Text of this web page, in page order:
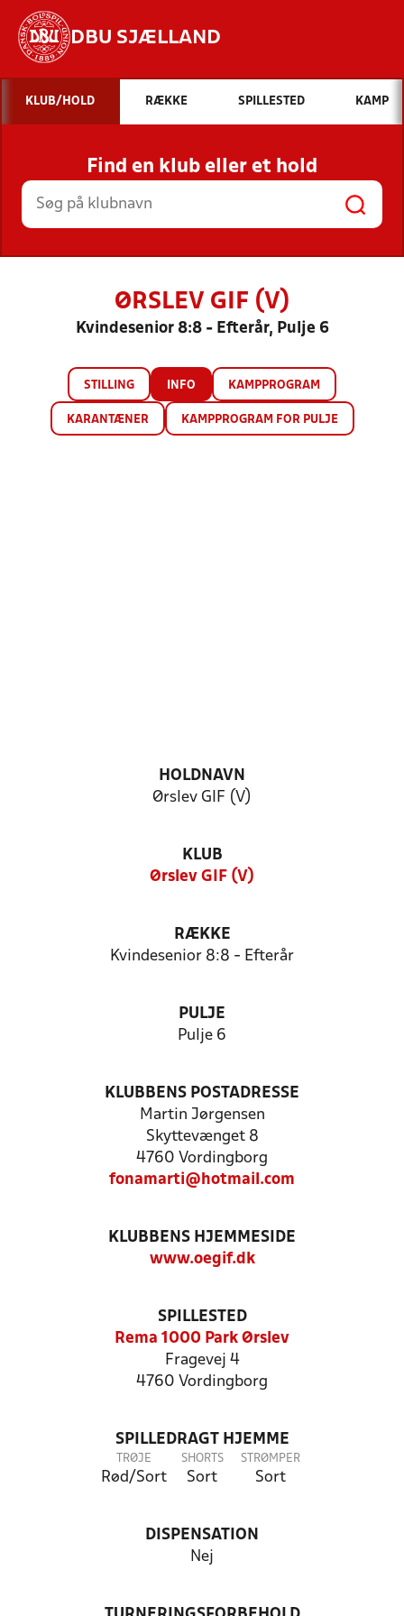
DBU SJÆLLAND
Hvad vil du søge efter?
INDHOLD OG NYHEDER
STILLINGER, RESULTATER, KLUBBER OG
HOLD
KLUB/HOLD RÆKKE SPILLESTED KAMP
Find en klub eller et hold
ØRSLEV GIF (V)
Kvindesenior 8:8 - Efterår, Pulje 6
STILLING INFO KAMPPROGRAM
KARANTÆNER KAMPPROGRAM FOR PULJE
HOLDNAVN
Ørslev GIF (V)
KLUB
Ørslev GIF (V)
RÆKKE
Kvindesenior 8:8 - Efterår
PULJE
Pulje 6
KLUBBENS POSTADRESSE
Martin Jørgensen
Skyttevænget 8
4760 Vordingborg
fonamarti@hotmail.com
KLUBBENS HJEMMESIDE
www.oegif.dk
SPILLESTED
Rema 1000 Park Ørslev
Fragevej 4
4760 Vordingborg
SPILLEDRAGT HJEMME
TRØJE
Rød/Sort
SHORTS
Sort
STRØMPER
Sort
DISPENSATION
Nej